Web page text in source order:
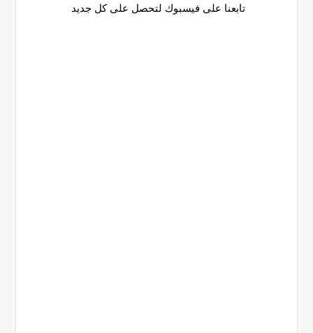
تابعنا على فيسبوك لتحصل على كل جديد